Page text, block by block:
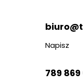
Napisz
789 869